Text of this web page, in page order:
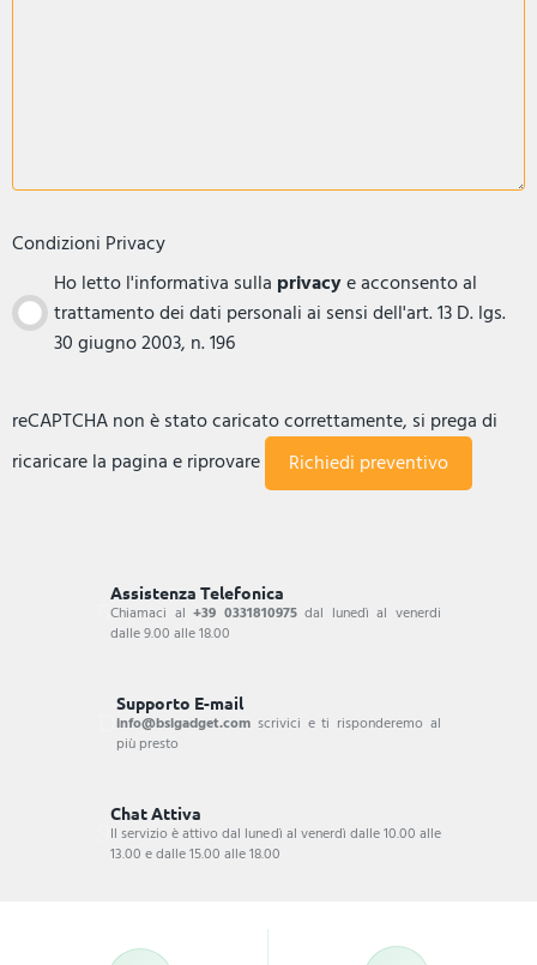
Condizioni Privacy
Ho letto l'informativa sulla privacye acconsento al
trattamento dei dati personali ai sensi dell'art. 13 D. lgs.
30 giugno 2003, n. 196
reCAPTCHA non è stato caricato correttamente, si prega di
ricaricare la pagina e riprovare
Assistenza Telefonica
Chiamaci al+39 0331810975dal lunedì al venerdi
dalle 9.00 alle 18.00
Supporto E-mail
info@bsigadget.com scrivici e ti risponderemo al
più presto
Chat Attiva
Il servizio è attivo dal lunedì al venerdì dalle 10.00 alle
13.00 e dalle 15.00 alle 18.00